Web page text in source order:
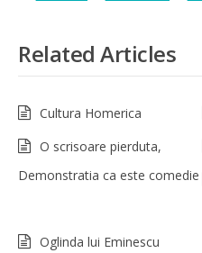
Related Articles
Cultura Homerica
O scrisoare pierduta,
Demonstratia ca este comedie
Oglinda lui Eminescu